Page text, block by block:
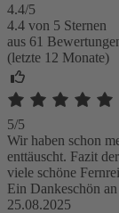
4.4/5
4.4 von 5 Sternen
aus 61
(letzte 12 Monate)
5/5
Wir haben schon
enttäuscht. Fazit
viele schöne
Ein Dankeschön
25.08.2025